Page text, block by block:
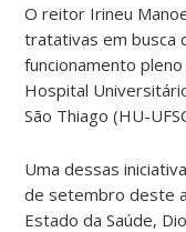
O reitor Irineu
tratativas em busca
funcionamento
Hospital
São Thiago (HU-
Uma dessas
de setembro deste
Estado da Saúde,